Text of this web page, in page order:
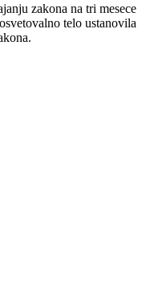
zakona na tri mesece
telo ustanovila